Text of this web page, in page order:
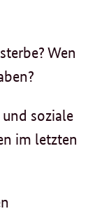
Wen
soziale
im letzten